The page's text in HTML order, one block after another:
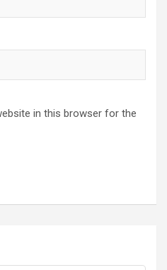
in this browser for the